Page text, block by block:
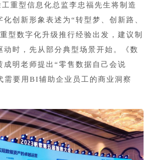
重型信息化总监李忠福先生将制造
创新形象表述为“转型梦、创新路、
型数字化升级推行经验出发，建议制
动时，先从部分典型场景开始。《数
成明老师提出“零售数据自己会说
需要用BI辅助企业员工的商业洞察